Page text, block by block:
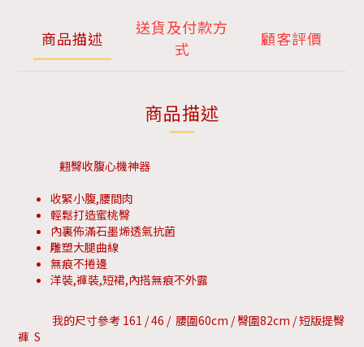
商品描述
送貨及付款方
式
顧客評價
商品描述
翹臀收腹心機神器
收緊小腹,腰間肉
輕鬆打造蜜桃臀
內裏佈滿石墨烯透氣抗菌
雕塑大腿曲線
無痕不捲邊
洋裝,褲裝,短裙,內搭無痕不外露
我的尺寸參考 161 / 46 / 腰圍60cm / 臀圍82cm / 短版提臀
褲 S